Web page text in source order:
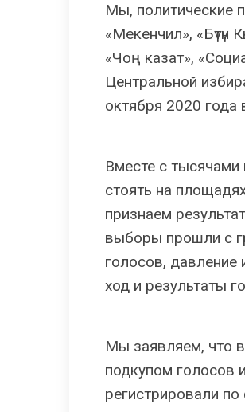
Мы, политические
«Мекенчил»,
«Чоң казат»,
Центральной
октября 2020
Вместе с
стоять на
признаем
выборы прошли с
голосов, давление
ход и результаты
Мы заявляем, что
подкупом голосов
регистрировали